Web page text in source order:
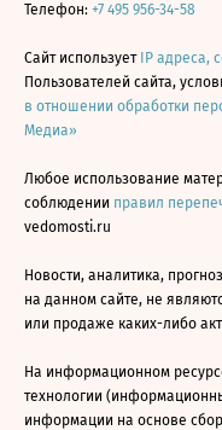
Телефон: +7 495 956-34-58
Сайт использует IP адреса,
Пользователей сайта,
в отношении обработки
Медиа»
Любое использование
соблюдении правил
vedomosti.ru
Новости, аналитика,
на данном сайте, не
или продаже каких-либо
На информационном
технологии
информации на основе